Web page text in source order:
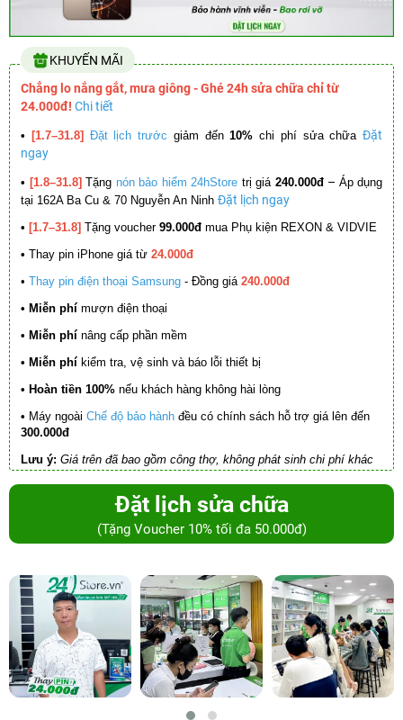
KHUYẾN MÃI
Chẳng lo nắng gắt, mưa giông - Ghé 24h sửa chữa chỉ từ
24.000đ! Chi tiết
• [1.7–31.8] Đặt lịch trước giảm đến10% chi phí sửa chữa Đặt
ngay
• [1.8–31.8] Tặng nón bảo hiểm 24hStore trị giá 240.000đ – Áp dụng
tại 162A Ba Cu & 70 Nguyễn An Ninh Đặt lịch ngay
• [1.7–31.8] Tặng voucher 99.000đ mua Phụ kiện REXON & VIDVIE
• Thay pin iPhone giá từ 24.000đ
• Thay pin điện thoại Samsung - Đồng giá 240.000đ
• Miễn phí mượn điện thoại
• Miễn phí nâng cấp phần mềm
• Miễn phí kiểm tra, vệ sinh và báo lỗi thiết bị
• Hoàn tiền 100% nếu khách hàng không hài lòng
• Máy ngoài Chế độ bảo hành đều có chính sách hỗ trợ giá lên đến
300.000đ
Lưu ý: Giá trên đã bao gồm công thợ, không phát sinh chi phí khác
Đặt lịch sửa chữa
(Tặng Voucher 10% tối đa 50.000đ)